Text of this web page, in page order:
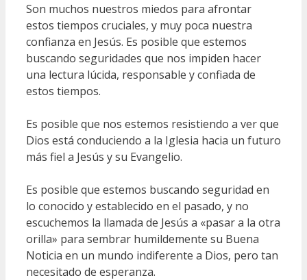
Son muchos nuestros miedos para afrontar
estos tiempos cruciales, y muy poca nuestra
confianza en Jesús. Es posible que estemos
buscando seguridades que nos impiden hacer
una lectura lúcida, responsable y confiada de
estos tiempos.
Es posible que nos estemos resistiendo a ver que
Dios está conduciendo a la Iglesia hacia un futuro
más fiel a Jesús y su Evangelio.
Es posible que estemos buscando seguridad en
lo conocido y establecido en el pasado, y no
escuchemos la llamada de Jesús a «pasar a la otra
orilla» para sembrar humildemente su Buena
Noticia en un mundo indiferente a Dios, pero tan
necesitado de esperanza.